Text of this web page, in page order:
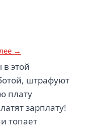
→
этой
штрафуют
плату
зарплату!
топает